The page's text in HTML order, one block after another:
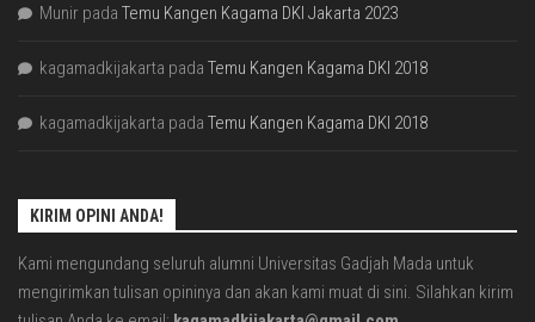
Munir pada Temu Kangen Kagama DKI Jakarta 2023
kagamadkijakarta pada Temu Kangen Kagama DKI 2018
kagamadkijakarta pada Temu Kangen Kagama DKI 2018
KIRIM OPINI ANDA!
Kami mengundang seluruh alumni Universitas Gadjah Mada untuk
mengirimkan tulisan opininya dan akan kami muat di sini. Silahkan kirim